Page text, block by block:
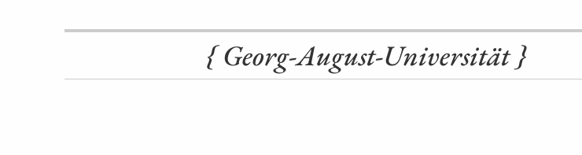
{ Georg-August-Universität }